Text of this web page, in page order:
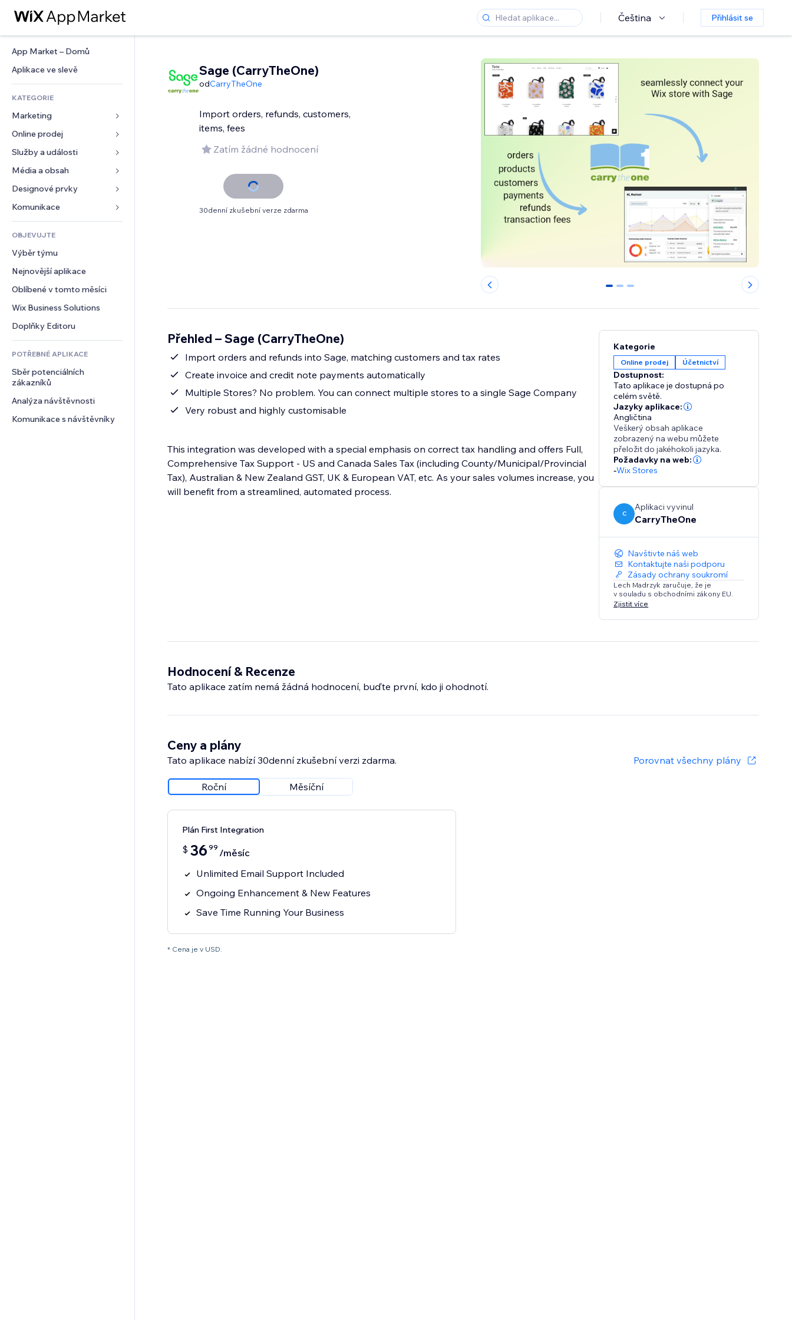
Čeština Přihlásit se
App Market – Domů
Aplikace ve slevě
KATEGORIE
Marketing
Reklamy
Mobilní zařízení
Analytika
Výpisy webu
E‑mail
Online prodej
Aplikace pro obchody
Doprava a doručení
Tlačítka pro prodej
Účetnictví
Kupóny a věrnostní programy
Skladování
Jídlo a nápoje
Služby a události
Ubytování
Události
Restaurace
Nemovitosti
Rezervace
Média a obsah
Galerie
Hudba
Podcasty
Fotografie
Video
PDF
Sdílení souborů
Novinky
Designové prvky
Mapy a navigace
Soukromí a bezpečnost
Hodiny
Šablony stránek
Efekty pro obrázky
Tlačítka a nabídky
Bannery a odznaky
Kalkulačky
Vyhledávání
Počasí
Tabulky a grafy
Formuláře
Ankety
Chat
Komentáře
Telefon
Komunita
Reference a recenze
CRM
OBJEVUJTE
Výběr týmu
Nejnovější aplikace
Oblíbené v tomto měsíci
Wix Business Solutions
Doplňky Editoru
POTŘEBNÉ APLIKACE
Sběr potenciálních
zákazníků
Analýza návštěvnosti
Komunikace s návštěvníky
Sage (CarryTheOne)
odCarryTheOne
Import orders, refunds, customers,
items, fees
Zatím žádné hodnocení
30denní zkušební verze zdarma
0 1 2
Přehled – Sage (CarryTheOne)
Import orders and refunds into Sage, matching customers and tax rates
Create invoice and credit note payments automatically
Multiple Stores? No problem. You can connect multiple stores to a single Sage Company
Very robust and highly customisable
This integration was developed with a special emphasis on correct tax handling and offers Full,
Comprehensive Tax Support - US and Canada Sales Tax (including County/Municipal/Provincial
Tax), Australian & New Zealand GST, UK & European VAT, etc. As your sales volumes increase, you
will benefit from a streamlined, automated process.
Kategorie
Online prodej Účetnictví
Dostupnost:
Tato aplikace je dostupná po
celém světě.
Jazyky aplikace:
Angličtina
Veškerý obsah aplikace
zobrazený na webu můžete
přeložit do jakéhokoli jazyka.
Požadavky na web:
-Wix Stores
C
Aplikaci vyvinul
CarryTheOne
Navštivte náš web
Kontaktujte naši podporu
Zásady ochrany soukromí
Lech Madrzyk zaručuje, že je
v souladu s obchodními zákony EU.
Zjistit více
Hodnocení & Recenze
Tato aplikace zatím nemá žádná hodnocení, buďte první, kdo ji ohodnotí.
Ceny a plány
Tato aplikace nabízí 30denní zkušební verzi zdarma. Porovnat všechny plány
Roční Měsíční
Plán First Integration
$ 36 99 /měsíc
Unlimited Email Support Included
Ongoing Enhancement & New Features
Save Time Running Your Business
* Cena je v USD.